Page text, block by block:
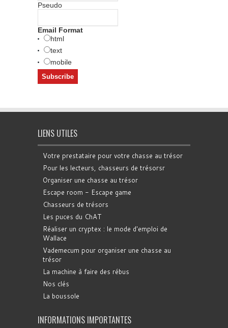
Pseudo
Email Format
html
text
mobile
LIENS UTILES
Votre prestataire pour votre chasse au trésor
Pour les lecteurs, chasseurs de trésorsr
Organiser une chasse au trésor
Escape room - Escape game
Chasseurs de trésors
Les puces du ChAT
Réaliser un cryptex : le mode d'emploi de
Wallace
Vademecum pour organiser une chasse au
trésor
La machine à faire des rébus
Nos clés
La boussole
INFORMATIONS IMPORTANTES